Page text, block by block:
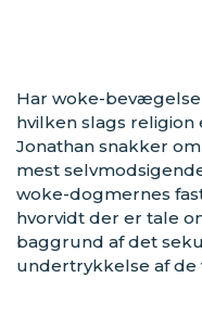
Har woke-
hvilken slags religion
Jonathan snakker
mest
woke-dogmernes
hvorvidt der er tale
baggrund af det
undertrykkelse af